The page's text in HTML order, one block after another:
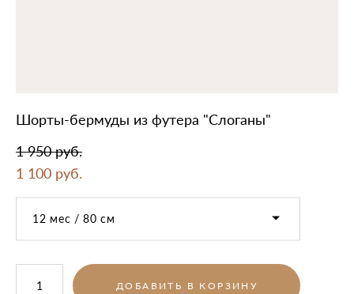
Шорты-бермуды из футера "Слоганы"
1 950 pуб.
1 100 pуб.
12 мес / 80 см
ДОБАВИТЬ В КОРЗИНУ